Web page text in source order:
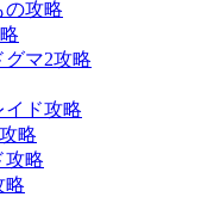
の攻略
グマ2攻略
イド攻略
略
攻略
略